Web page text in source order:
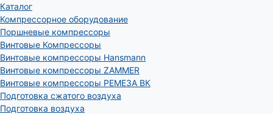
Каталог
Компрессорное оборудование
Поршневые компрессоры
Винтовые Компрессоры
Винтовые компрессоры Hansmann
Винтовые компрессоры ZAMMER
Винтовые компрессоры РЕМЕЗА ВК
Подготовка сжатого воздуха
Подготовка воздуха